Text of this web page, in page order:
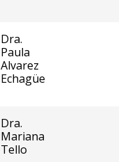
Dra.
Paula
Alvarez
Echagüe
Dra.
Mariana
Tello